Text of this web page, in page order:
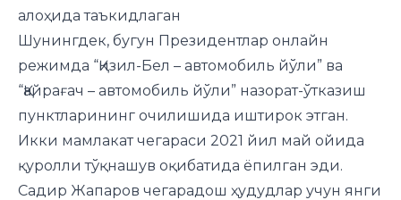
алоҳида таъкидлаган
Шунингдек, бугун Президентлар онлайн
режимда “Қизил-Бел – автомобиль йўли” ва
“Қайрағач – автомобиль йўли” назорат-ўтказиш
пунктларининг очилишида иштирок этган.
Икки мамлакат чегараси 2021 йил май ойида
қуролли тўқнашув оқибатида ёпилган эди.
Садир Жапаров чегарадош ҳудудлар учун янги